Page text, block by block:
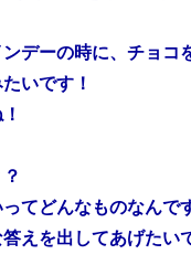
デーの時に、チョコ
いです！
てどんなものなんで
えを出してあげたい